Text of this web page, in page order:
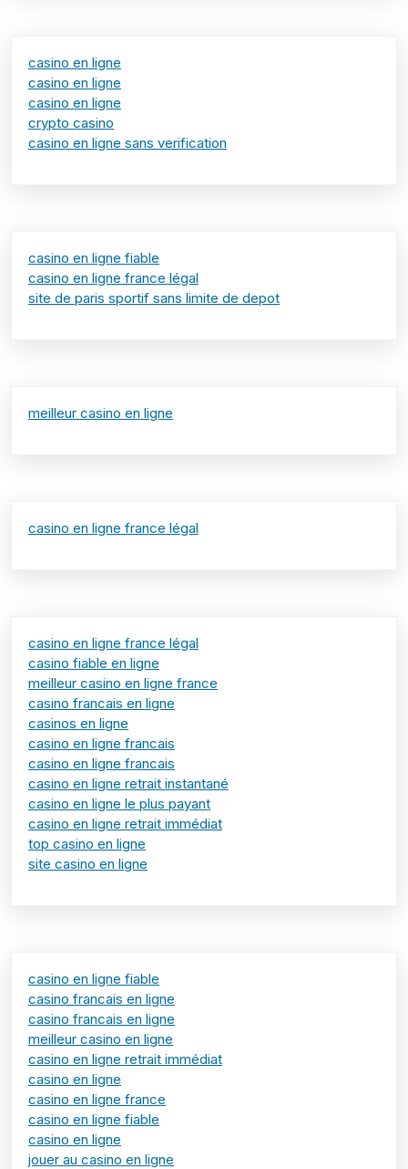
casino en ligne
casino en ligne
casino en ligne
crypto casino
casino en ligne sans verification
casino en ligne fiable
casino en ligne france légal
site de paris sportif sans limite de depot
meilleur casino en ligne
casino en ligne france légal
casino en ligne france légal
casino fiable en ligne
meilleur casino en ligne france
casino francais en ligne
casinos en ligne
casino en ligne francais
casino en ligne francais
casino en ligne retrait instantané
casino en ligne le plus payant
casino en ligne retrait immédiat
top casino en ligne
site casino en ligne
casino en ligne fiable
casino francais en ligne
casino francais en ligne
meilleur casino en ligne
casino en ligne retrait immédiat
casino en ligne
casino en ligne france
casino en ligne fiable
casino en ligne
jouer au casino en ligne